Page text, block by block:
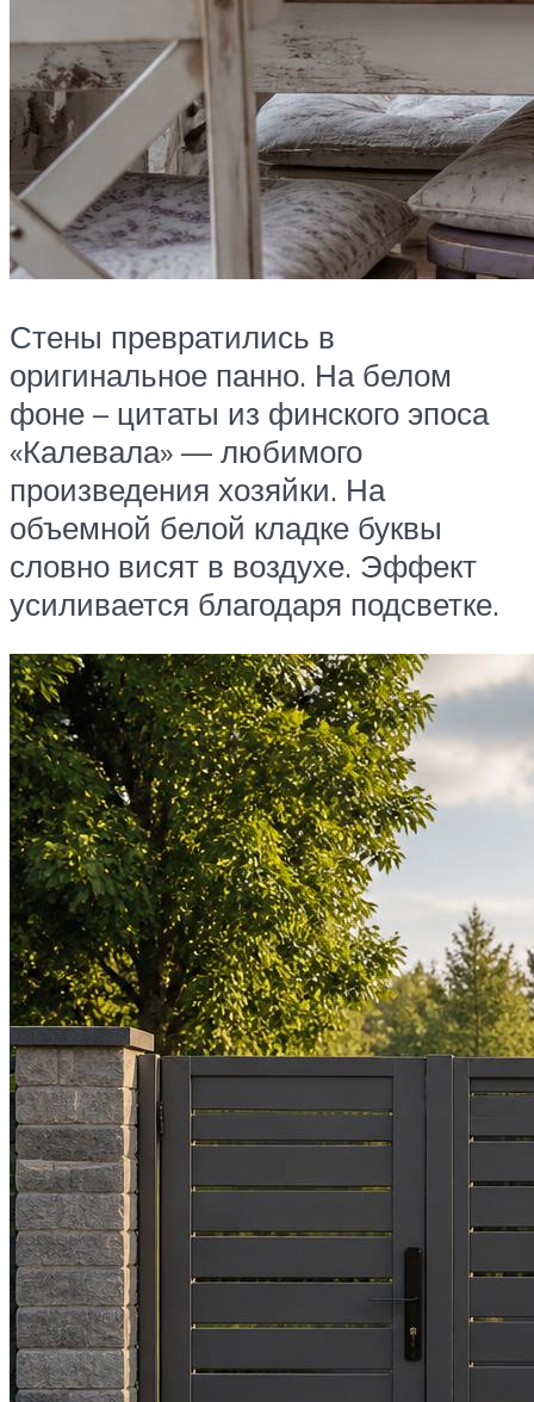
Стены превратились в
оригинальное панно. На белом
фоне – цитаты из финского эпоса
«Калевала» — любимого
произведения хозяйки. На
объемной белой кладке буквы
словно висят в воздухе. Эффект
усиливается благодаря подсветке.